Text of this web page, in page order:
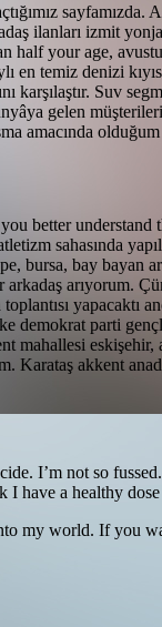
ilanları izmit
your age,
en temiz denizi
karşılaştır. Suv
gelen
amacında
better
sahasında
bursa, bay bayan
arkadaş arıyorum.
toplantısı
demokrat parti
mahallesi
Karataş akkent
I’m not so
have a healthy
my world. If you